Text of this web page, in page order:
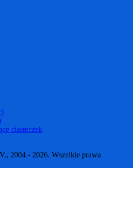
ciasteczek
2004 - 2026. Wszelkie prawa